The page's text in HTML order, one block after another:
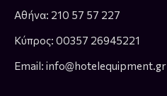
Αθήνα: 210 57 57 227
Κύπρος: 00357 26945221
Email: info@hotelequipment.gr